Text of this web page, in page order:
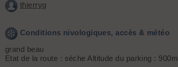
thierryg
Conditions nivologiques, accès & météo
grand beau
Etat de la route : séche Altitude du parking : 900m